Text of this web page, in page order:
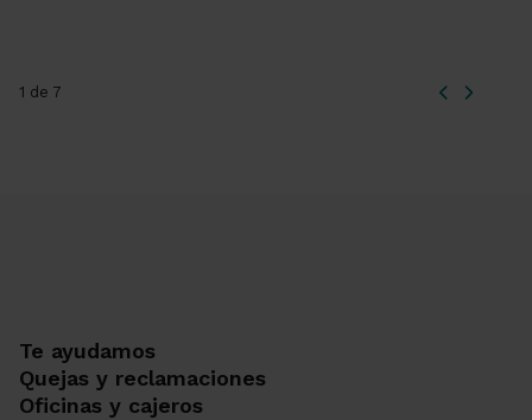
1 de 7
Te ayudamos
Quejas y reclamaciones
Oficinas y cajeros